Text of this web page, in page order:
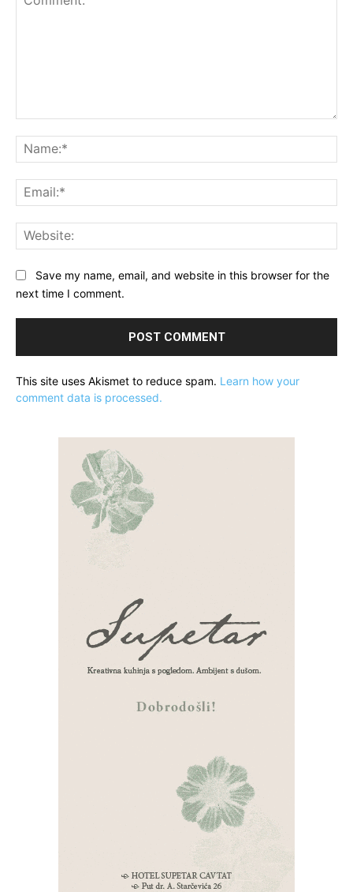
Save my name, email, and website in this browser for the
next time I comment.
This site uses Akismet to reduce spam. Learn how your
comment data is processed.